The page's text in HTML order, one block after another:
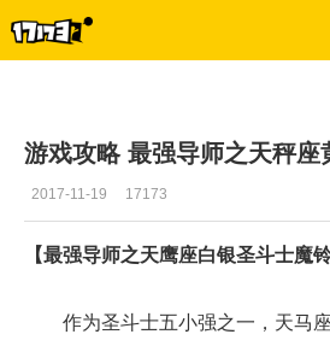
游戏攻略 最强导师之天秤座
2017-11-19 17173
【最强导师之天鹰座白银圣斗士魔铃
作为圣斗士五小强之一，天马座